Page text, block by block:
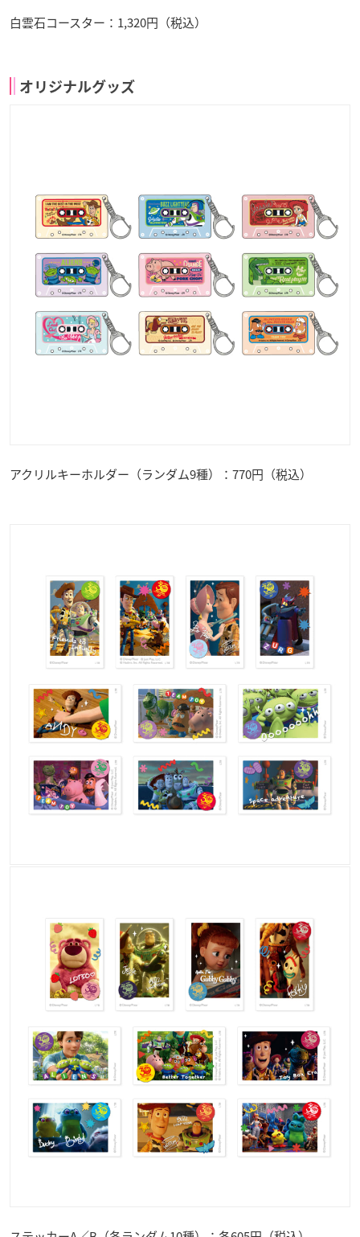
白雲石コースター：1,320円（税込）
オリジナルグッズ
アクリルキーホルダー（ランダム9種）：770円（税込）